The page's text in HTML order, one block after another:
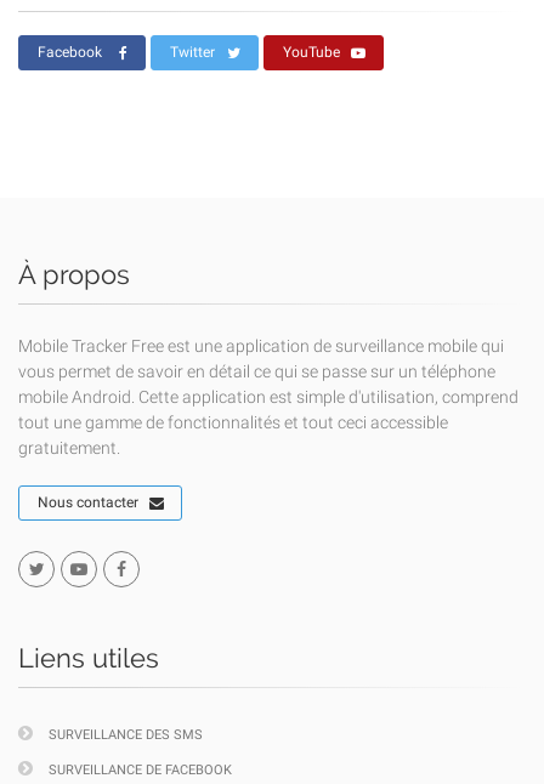
Facebook Twitter YouTube
À propos
Mobile Tracker Free est une application de surveillance mobile qui
vous permet de savoir en détail ce qui se passe sur un téléphone
mobile Android. Cette application est simple d'utilisation, comprend
tout une gamme de fonctionnalités et tout ceci accessible
gratuitement.
Nous contacter
Liens utiles
SURVEILLANCE DES SMS
SURVEILLANCE DE FACEBOOK